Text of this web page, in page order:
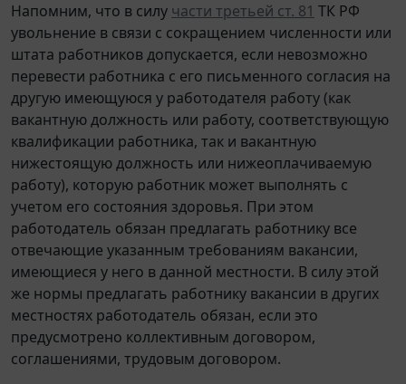
Напомним, что в силу части третьей ст. 81 ТК РФ
увольнение в связи с сокращением численности или
штата работников допускается, если невозможно
перевести работника с его письменного согласия на
другую имеющуюся у работодателя работу (как
вакантную должность или работу, соответствующую
квалификации работника, так и вакантную
нижестоящую должность или нижеоплачиваемую
работу), которую работник может выполнять с
учетом его состояния здоровья. При этом
работодатель обязан предлагать работнику все
отвечающие указанным требованиям вакансии,
имеющиеся у него в данной местности. В силу этой
же нормы предлагать работнику вакансии в других
местностях работодатель обязан, если это
предусмотрено коллективным договором,
соглашениями, трудовым договором.